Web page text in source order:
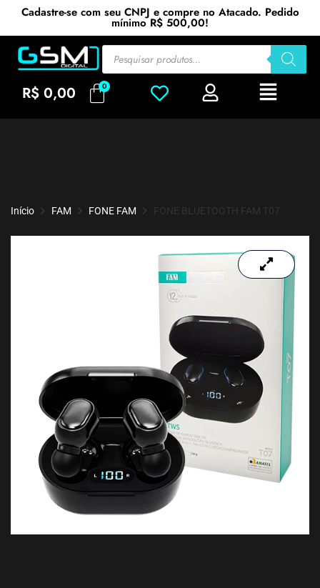
Cadastre-se com seu CNPJ e compre no Atacado. Pedido
mínimo R$ 500,00!
R$ 0,00
Início FAM FONE FAM FONE BLUETOOTH FAM T07